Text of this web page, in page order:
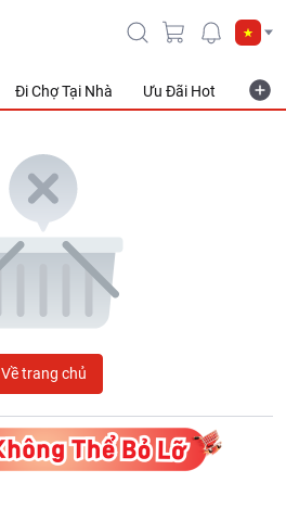
Đi Chợ Tại Nhà Ưu Đãi Hot
Về trang chủ